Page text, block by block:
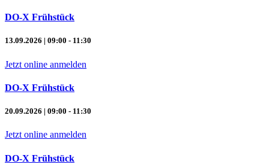
DO-X Frühstück
13.09.2026 | 09:00 - 11:30
Jetzt online anmelden
DO-X Frühstück
20.09.2026 | 09:00 - 11:30
Jetzt online anmelden
DO-X Frühstück